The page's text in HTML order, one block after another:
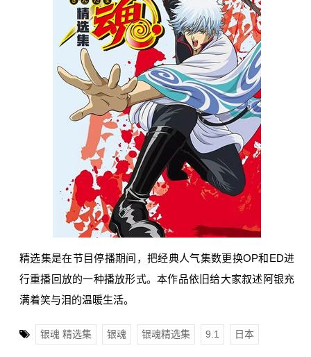
精选集是在节目停播期间，把经典人气集数更换OP和ED进
行重播回放的一种播放形式。本作品依旧给大家叙述阿银充
满着笑与泪的温暖生活。
银魂 精选集 银魂 银魂精选集 9.1 日本